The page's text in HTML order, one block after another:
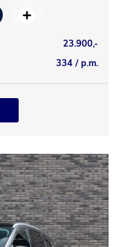
23.900,-
334 / p.m.